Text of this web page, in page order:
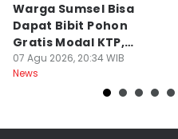
Warga Sumsel Bisa
Dapat Bibit Pohon
Gratis Modal KTP,
Menhut Beberkan
Caranya
07 Agu 2026, 20:34 WIB
News